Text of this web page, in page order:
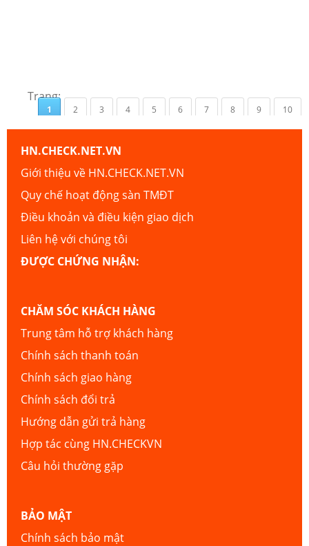
Trang:
1 2 3 4 5 6 7 8 9 10
HN.CHECK.NET.VN
Giới thiệu về HN.CHECK.NET.VN
Quy chế hoạt động sàn TMĐT
Điều khoản và điều kiện giao dịch
Liên hệ với chúng tôi
ĐƯỢC CHỨNG NHẬN:
CHĂM SÓC KHÁCH HÀNG
Trung tâm hỗ trợ khách hàng
Chính sách thanh toán
Chính sách giao hàng
Chính sách đổi trả
Hướng dẫn gửi trả hàng
Hợp tác cùng HN.CHECKVN
Câu hỏi thường gặp
BẢO MẬT
Chính sách bảo mật